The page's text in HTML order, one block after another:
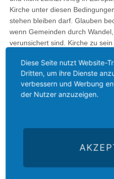
Kirche unter diesen
stehen bleiben darf. Glauben
wenn Gemeinden durch
verunsichert sind. Kirche zu
Zu den Höhepunkten seiner
Synodenversammlung vom
schmerzhaften Debatten
war das Projekt „Häuser der
Flüchtlingskrise. Rund 40
Zugang zu grundlegenden
Diese Seite nutzt Website-
Dritten, um ihre Dienste
verbessern und Werbung
der Nutzer anzuzeigen.